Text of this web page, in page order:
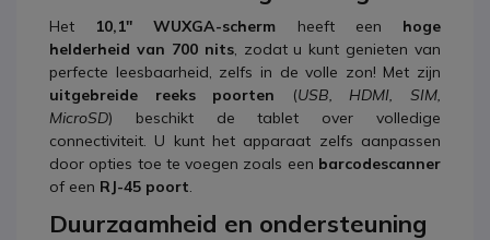
Het 10,1'' WUXGA-scherm heeft een hoge
helderheid van 700 nits, zodat u kunt genieten van
perfecte leesbaarheid, zelfs in de volle zon! Met zijn
uitgebreide reeks poorten (USB, HDMI, SIM,
MicroSD) beschikt de tablet over volledige
connectiviteit. U kunt het apparaat zelfs aanpassen
door opties toe te voegen zoals een barcodescanner
of een RJ-45 poort.
Duurzaamheid en ondersteuning